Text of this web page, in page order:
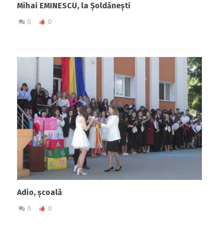
Mihai EMINESCU, la Șoldănești
0 0
Adio, școală
0 0